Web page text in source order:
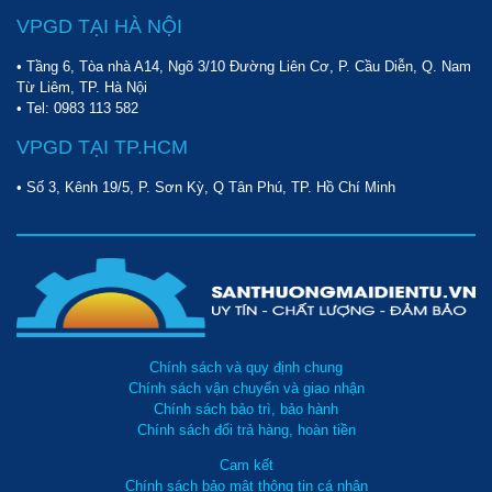
Cầu nâng 1 trụ senok pu04 chính hãng được nhiều gara ô tô sử
lỗi do phía nhà sản xuất.
Thời gian bảo hành lâu năm.
Miễn phí vận chuyển trong bán kính 10km tính từ địa chỉ
của ddieenj máy Hoàng Liên (Tòa nhà A14, ngõ 3/10
Đường Liên Cơ, Quận Nam Từ Liêm, Hà Nội)
Bên trên là những thông tin chúng tôi chia sẻ cho các bạn về sản
cầu nâng rửa xe một trụ SENOK PU04
sản phẩm đang có sẵn tại kho của điện máy Hoàng Liên. Nếu
các bạn đang có nhu cầu muốn mua sản phẩm này hãy liên hệ
VPGD TẠI HÀ NỘI
• Tầng 6, Tòa nhà A14, Ngõ 3/10 Đường Liên Cơ, P. Cầu Diễn, Q. Nam
Từ Liêm, TP. Hà Nội
• Tel: 0983 113 582
VPGD TẠI TP.HCM
• Số 3, Kênh 19/5, P. Sơn Kỳ, Q Tân Phú, TP. Hồ Chí Minh
Chính sách và quy định chung
Chính sách vận chuyển và giao nhận
Chính sách bảo trì, bảo hành
Chính sách đổi trả hàng, hoàn tiền
Cam kết
Chính sách bảo mật thông tin cá nhân